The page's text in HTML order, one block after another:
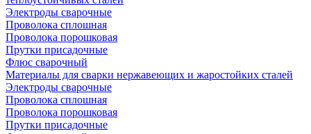
Электроды сварочные
Проволока сплошная
Проволока порошковая
Прутки присадочные
Флюс сварочный
Материалы для сварки нержавеющих и жаростойких сталей
Электроды сварочные
Проволока сплошная
Проволока порошковая
Прутки присадочные